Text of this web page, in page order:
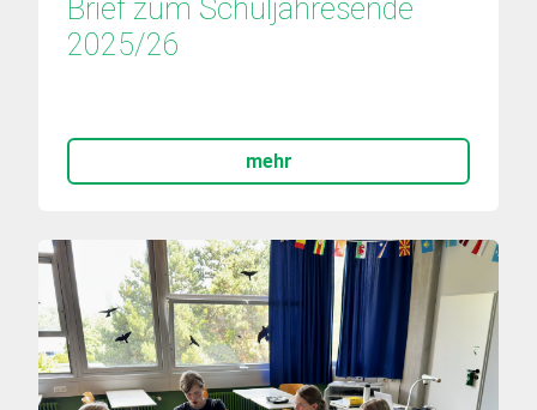
Brief zum Schuljahresende
2025/26
mehr